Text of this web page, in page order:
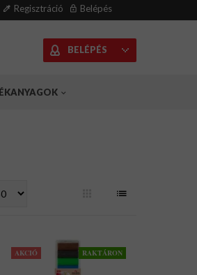
Regisztráció Belépés
BELÉPÉS
AKCIÓ RAKTÁRON